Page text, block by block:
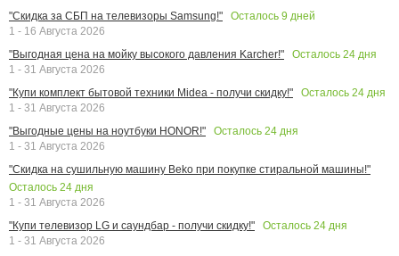
"Скидка за СБП на телевизоры Samsung!"
Осталось 9 дней
1 - 16 Августа 2026
"Выгодная цена на мойку высокого давления Karcher!"
Осталось 24 дня
1 - 31 Августа 2026
"Купи комплект бытовой техники Midea - получи скидку!"
Осталось 24 дня
1 - 31 Августа 2026
"Выгодные цены на ноутбуки HONOR!"
Осталось 24 дня
1 - 31 Августа 2026
"Скидка на сушильную машину Beko при покупке стиральной машины!"
Осталось 24 дня
1 - 31 Августа 2026
"Купи телевизор LG и саундбар - получи скидку!"
Осталось 24 дня
1 - 31 Августа 2026